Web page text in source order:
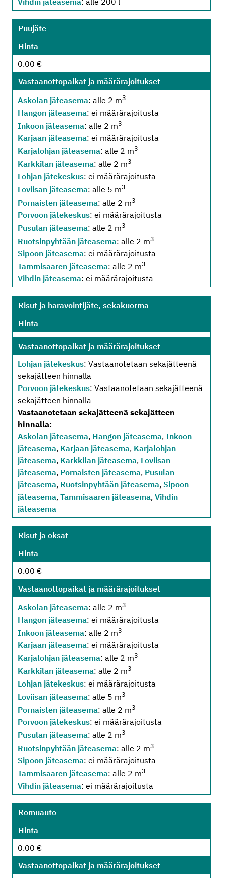
Puujäte
Hinta
0.00 €
Vastaanottopaikat ja määrärajoitukset
Askolan jäteasema: alle 2 m3
Hangon jäteasema: ei määrärajoitusta
Inkoon jäteasema: alle 2 m3
Karjaan jäteasema: ei määrärajoitusta
Karjalohjan jäteasema: alle 2 m3
Karkkilan jäteasema: alle 2 m3
Lohjan jätekeskus: ei määrärajoitusta
Loviisan jäteasema: alle 5 m3
Pornaisten jäteasema: alle 2 m3
Porvoon jätekeskus: ei määrärajoitusta
Pusulan jäteasema: alle 2 m3
Ruotsinpyhtään jäteasema: alle 2 m3
Sipoon jäteasema: ei määrärajoitusta
Tammisaaren jäteasema: alle 2 m3
Vihdin jäteasema: ei määrärajoitusta
Risut ja haravointijäte, sekakuorma
Hinta
Vastaanottopaikat ja määrärajoitukset
Lohjan jätekeskus: Vastaanotetaan sekajätteenä
sekajätteen hinnalla
Porvoon jätekeskus: Vastaanotetaan sekajätteenä
sekajätteen hinnalla
Vastaanotetaan sekajätteenä sekajätteen
hinnalla:
Askolan jäteasema, Hangon jäteasema, Inkoon
jäteasema, Karjaan jäteasema, Karjalohjan
jäteasema, Karkkilan jäteasema, Loviisan
jäteasema, Pornaisten jäteasema, Pusulan
jäteasema, Ruotsinpyhtään jäteasema, Sipoon
jäteasema, Tammisaaren jäteasema, Vihdin
jäteasema
Risut ja oksat
Hinta
0.00 €
Vastaanottopaikat ja määrärajoitukset
Askolan jäteasema: alle 2 m3
Hangon jäteasema: ei määrärajoitusta
Inkoon jäteasema: alle 2 m3
Karjaan jäteasema: ei määrärajoitusta
Karjalohjan jäteasema: alle 2 m3
Karkkilan jäteasema: alle 2 m3
Lohjan jätekeskus: ei määrärajoitusta
Loviisan jäteasema: alle 5 m3
Pornaisten jäteasema: alle 2 m3
Porvoon jätekeskus: ei määrärajoitusta
Pusulan jäteasema: alle 2 m3
Ruotsinpyhtään jäteasema: alle 2 m3
Sipoon jäteasema: ei määrärajoitusta
Tammisaaren jäteasema: alle 2 m3
Vihdin jäteasema: ei määrärajoitusta
Romuauto
Hinta
0.00 €
Vastaanottopaikat ja määrärajoitukset